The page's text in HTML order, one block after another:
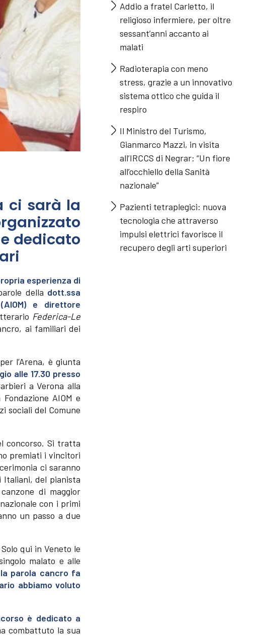
ci sarà la
dedicato
esperienza di
della dott.ssa
e direttore
Federica-Le
ai familiari dei
l’Arena, è giunta
alle 17.30 presso
a Verona alla
AIOM e
sociali del Comune
concorso. Si tratta
premiati i vincitori
ci saranno
Italiani, del pianista
di maggior
con i primi
un passo a due
qui in Veneto le
malato e alle
parola cancro fa
abbiamo voluto
è dedicato a
combattuto la sua
Addio a fratel Carletto, il
religioso infermiere, per oltre
sessant’anni accanto ai
malati
Radioterapia con meno
stress, grazie a un innovativo
sistema ottico che guida il
respiro
Il Ministro del Turismo,
Gianmarco Mazzi, in visita
all’IRCCS di Negrar: “Un fiore
all’occhiello della Sanità
nazionale”
Pazienti tetraplegici: nuova
tecnologia che attraverso
impulsi elettrici favorisce il
recupero degli arti superiori